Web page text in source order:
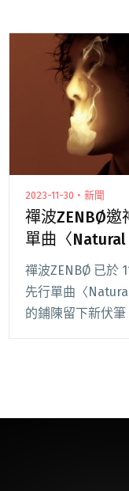
2023-11-30・新聞
禪波ZENBØ邀
單曲〈Natural
輯的鋪陳留下
禪波ZENBØ 已於
先行單曲〈
的鋪陳留下新伏
〈Natural Smoke